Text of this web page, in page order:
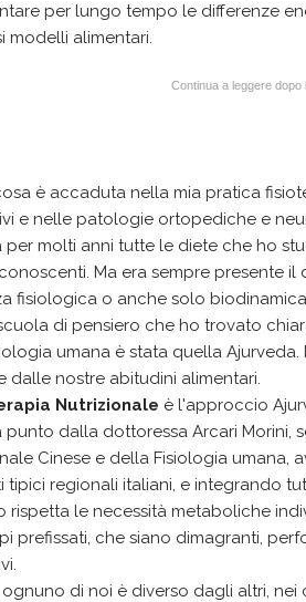
per lungo tempo le differenze
modelli alimentari.
Continua a leggere dopo
è accaduta nella mia pratica
e nelle patologie ortopediche e
per molti anni tutte le diete che ho
Ma era sempre presente
fisiologica o anche solo
di pensiero che ho trovato
umana è stata quella
dalle nostre abitudini alimentari.
Nutrizionale è l'approccio
punto dalla dottoressa Arcari Morini,
Cinese e della Fisiologia umana,
tipici regionali italiani, e integrando
rispetta le necessità metaboliche
prefissati, che siano dimagranti,
di noi è diverso dagli altri,